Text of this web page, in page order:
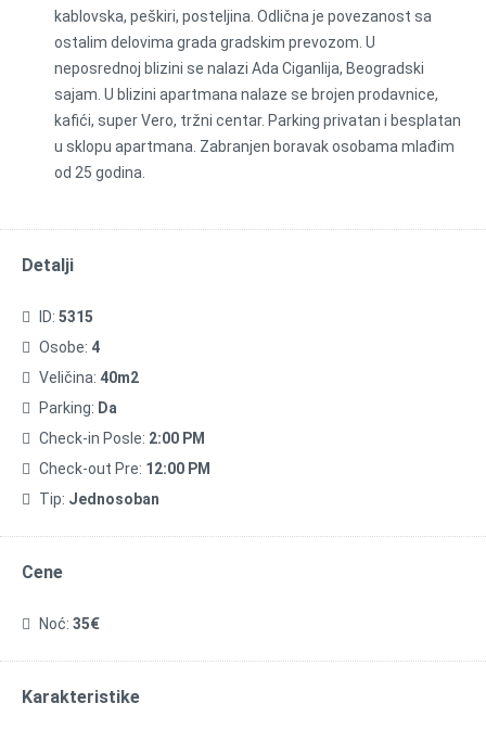
kablovska, peškiri, posteljina. Odlična je povezanost sa
ostalim delovima grada gradskim prevozom. U
neposrednoj blizini se nalazi Ada Ciganlija, Beogradski
sajam. U blizini apartmana nalaze se brojen prodavnice,
kafići, super Vero, tržni centar. Parking privatan i besplatan
u sklopu apartmana. Zabranjen boravak osobama mlađim
od 25 godina.
Detalji
ID: 5315
Osobe: 4
Veličina: 40m2
Parking: Da
Check-in Posle: 2:00 PM
Check-out Pre: 12:00 PM
Tip: Jednosoban
Cene
Noć: 35€
Karakteristike